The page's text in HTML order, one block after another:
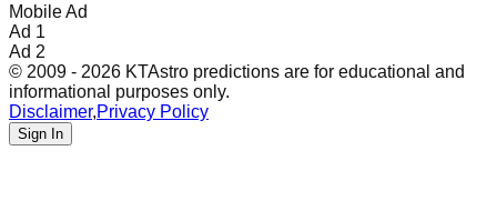
Mobile Ad
Ad 1
Ad 2
© 2009 - 2026 KTAstro predictions are for educational and
informational purposes only.
Disclaimer,Privacy Policy
Sign In